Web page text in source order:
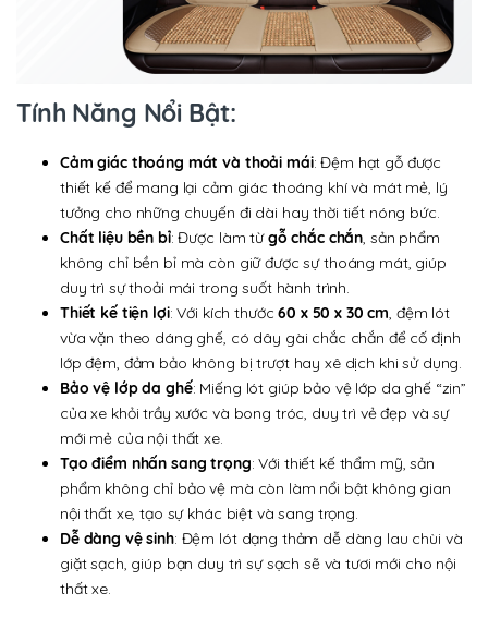
Tính Năng Nổi Bật:
Cảm giác thoáng mát và thoải mái: Đệm hạt gỗ được
thiết kế để mang lại cảm giác thoáng khí và mát mẻ, lý
tưởng cho những chuyến đi dài hay thời tiết nóng bức.
Chất liệu bền bỉ: Được làm từgỗ chắc chắn, sản phẩm
không chỉ bền bỉ mà còn giữ được sự thoáng mát, giúp
duy trì sự thoải mái trong suốt hành trình.
Thiết kế tiện lợi: Với kích thước60 x 50 x 30 cm, đệm lót
vừa vặn theo dáng ghế, có dây gài chắc chắn để cố định
lớp đệm, đảm bảo không bị trượt hay xê dịch khi sử dụng.
Bảo vệ lớp da ghế: Miếng lót giúp bảo vệ lớp da ghế “zin”
của xe khỏi trầy xước và bong tróc, duy trì vẻ đẹp và sự
mới mẻ của nội thất xe.
Tạo điểm nhấn sang trọng: Với thiết kế thẩm mỹ, sản
phẩm không chỉ bảo vệ mà còn làm nổi bật không gian
nội thất xe, tạo sự khác biệt và sang trọng.
Dễ dàng vệ sinh: Đệm lót dạng thảm dễ dàng lau chùi và
giặt sạch, giúp bạn duy trì sự sạch sẽ và tươi mới cho nội
thất xe.